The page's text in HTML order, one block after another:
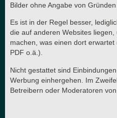
Bilder ohne Angabe von Gründen
Es ist in der Regel besser,
die auf anderen Websites
machen, was einen dort
PDF o.ä.).
Nicht gestattet sind
Werbung einhergehen. Im
Betreibern oder Moderatoren